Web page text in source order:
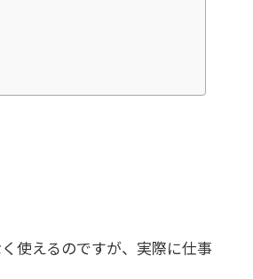
使えるのですが、実際に仕事